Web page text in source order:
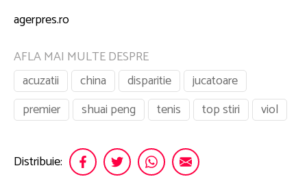
agerpres.ro
AFLA MAI MULTE DESPRE
acuzatii
china disparitie
jucatoare
premier
shuai peng tenis top stiri viol
Distribuie: